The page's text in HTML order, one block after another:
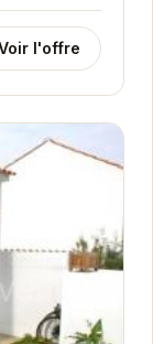
l'offre